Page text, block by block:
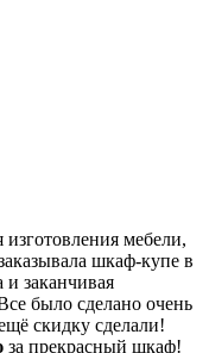
мебели,
шкаф-купе в
и заканчивая
было сделано очень
скидку сделали!
за прекрасный шкаф!